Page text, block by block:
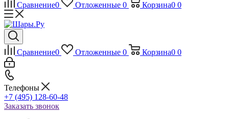
Сравнение0 Отложенные 0 Корзина0 0
Сравнение0 Отложенные 0 Корзина0 0
Телефоны
+7 (495) 128-60-48
Заказать звонок